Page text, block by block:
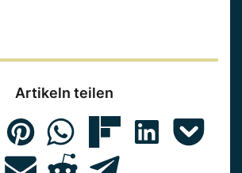
Artikeln teilen